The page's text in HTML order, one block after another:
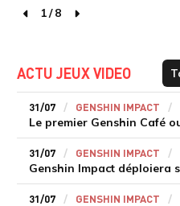
page précédente
1/8
page suivante
ACTU JEUX VIDEO
31/07 GENSHIN IMPACT
31/07 GENSHIN IMPACT
31/07 GENSHIN IMPACT